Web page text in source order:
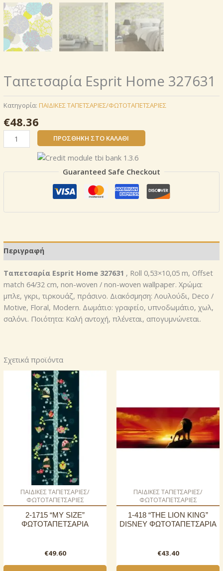
Ταπετσαρία Esprit Home 327631
Κατηγορία: ΠΑΙΔΙΚΕΣ ΤΑΠΕΤΣΑΡΙΕΣ/ΦΩΤΟΤΑΠΕΤΣΑΡΙΕΣ
€48.36
Ταπετσαρία
Esprit
327631
ΠΡΟΣΘΉΚΗ ΣΤΟ ΚΑΛΆΘΙ
Guaranteed Safe Checkout
Περιγραφή
Ταπετσαρία Esprit Home 327631 , Roll 0,53×10,05 m, Offset
match 64/32 cm, non-woven / non-woven wallpaper. Χρώμα:
μπλε, γκρι, τιρκουάζ, πράσινο. Διακόσμηση: Λουλούδι, Deco /
Motive, Floral, Modern. Δωμάτιο: γραφείο, υπνοδωμάτιο, χωλ,
σαλόνι. Ποιότητα: Καλή αντοχή, πλένεται, απογυμνώνεται.
Σχετικά προϊόντα
ΠΑΙΔΙΚΕΣ ΤΑΠΕΤΣΑΡΙΕΣ/
ΦΩΤΟΤΑΠΕΤΣΑΡΙΕΣ
2-1715 “MY SIZE”
ΦΩΤΟΤΑΠΕΤΣΑΡΙΑ
€49.60
ΠΑΙΔΙΚΕΣ ΤΑΠΕΤΣΑΡΙΕΣ/
ΦΩΤΟΤΑΠΕΤΣΑΡΙΕΣ
1-418 “THE LION KING”
DISNEY ΦΩΤΟΤΑΠΕΤΣΑΡΙΑ
€43.40